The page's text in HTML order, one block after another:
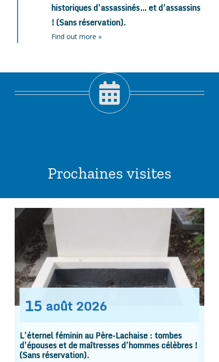
historiques d’assassinés… et d’assassins
! (Sans réservation).
Find out more »
Prochaines visites
15 août 2026
L’éternel féminin au Père-Lachaise : tombes
d’épouses et de maîtresses d’hommes célèbres !
(Sans réservation).